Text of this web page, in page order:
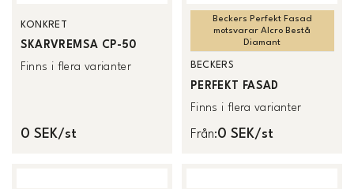
KONKRET
SKARVREMSA CP-50
Finns i flera varianter
0 SEK/st
Beckers Perfekt Fasad
motsvarar Alcro Bestå
Diamant
BECKERS
PERFEKT FASAD
Finns i flera varianter
Från:0 SEK/st